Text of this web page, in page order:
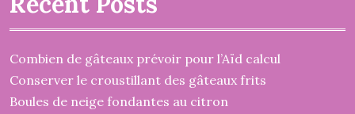
Combien de gâteaux prévoir pour l’Aïd calcul
Conserver le croustillant des gâteaux frits
Boules de neige fondantes au citron